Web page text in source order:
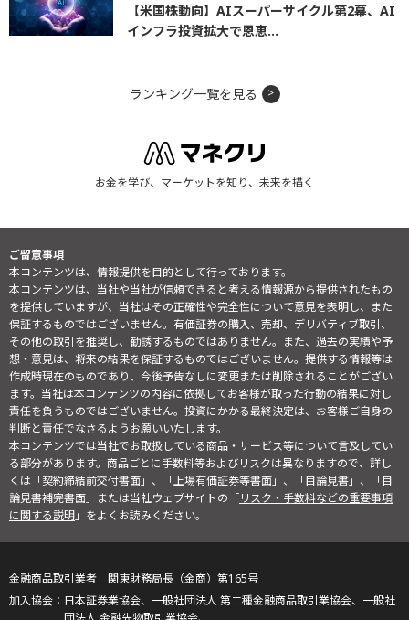
【米国株動向】AIスーパーサイクル第2幕、AI
インフラ投資拡大で恩恵...
ランキング一覧を見る
お金を学び、マーケットを知り、未来を描く
ご留意事項
本コンテンツは、情報提供を目的として行っております。
本コンテンツは、当社や当社が信頼できると考える情報源から提供されたもの
を提供していますが、当社はその正確性や完全性について意見を表明し、また
保証するものではございません。有価証券の購入、売却、デリバティブ取引、
その他の取引を推奨し、勧誘するものではありません。また、過去の実績や予
想・意見は、将来の結果を保証するものではございません。提供する情報等は
作成時現在のものであり、今後予告なしに変更または削除されることがござい
ます。当社は本コンテンツの内容に依拠してお客様が取った行動の結果に対し
責任を負うものではございません。投資にかかる最終決定は、お客様ご自身の
判断と責任でなさるようお願いいたします。
本コンテンツでは当社でお取扱している商品・サービス等について言及してい
る部分があります。商品ごとに手数料等およびリスクは異なりますので、詳し
くは「契約締結前交付書面」、「上場有価証券等書面」、「目論見書」、「目
論見書補完書面」または当社ウェブサイトの「リスク・手数料などの重要事項
に関する説明」をよくお読みください。
金融商品取引業者 関東財務局長（金商）第165号
日本証券業協会、一般社団法人 第二種金融商品取引業協会、一般社